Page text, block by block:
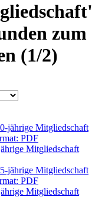
zum
(1/2)
PDF
Mitgliedschaft
PDF
Mitgliedschaft